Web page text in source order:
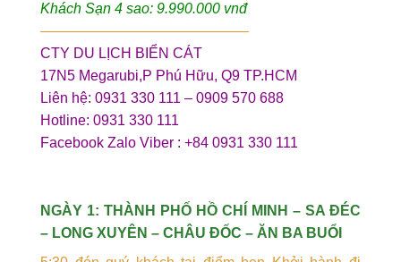
Khách Sạn 4 sao: 9.990.000 vnđ
——————————————–
CTY DU LỊCH BIỂN CÁT
17N5 Megarubi,P Phú Hữu, Q9 TP.HCM
Liên hệ: 0931 330 111 – 0909 570 688
Hotline: 0931 330 111
Facebook Zalo Viber : +84 0931 330 111
NGÀY 1: THÀNH PHỐ HỒ CHÍ MINH – SA ĐÉC
– LONG XUYÊN – CHÂU ĐỐC – ĂN BA BUỔI